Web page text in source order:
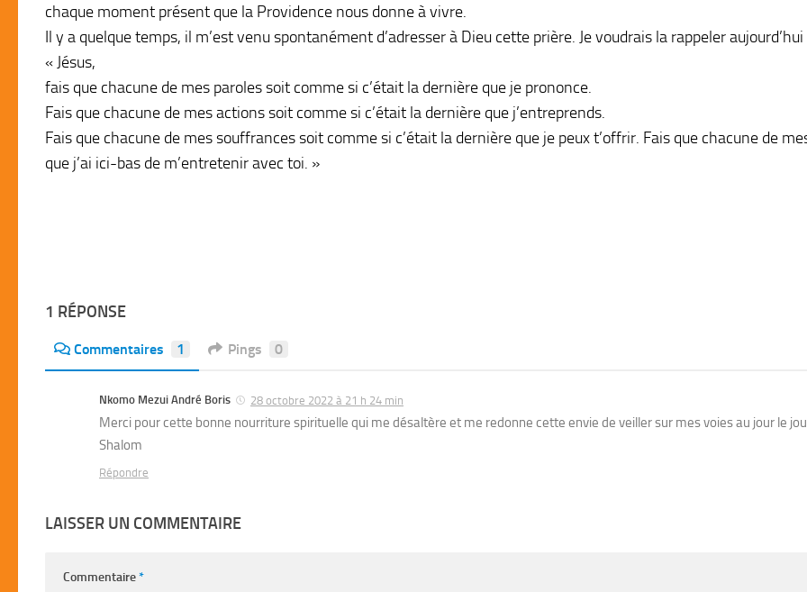
chaque moment présent que la Providence nous donne à vivre.
Il y a quelque temps, il m’est venu spontanément d’adresser à Dieu cette prière. Je voudrais la rappeler aujourd’hui
« Jésus,
fais que chacune de mes paroles soit comme si c’était la dernière que je prononce.
Fais que chacune de mes actions soit comme si c’était la dernière que j’entreprends.
Fais que chacune de mes souffrances soit comme si c’était la dernière que je peux t’offrir. Fais que chacune de
que j’ai ici-bas de m’entretenir avec toi. »
1 RÉPONSE
Commentaires 1 Pings 0
Nkomo Mezui André Boris 28 octobre 2022 à 21 h 24 min
Merci pour cette bonne nourriture spirituelle qui me désaltère et me redonne cette envie de veiller sur mes voies au jour le
Shalom
Répondre
LAISSER UN COMMENTAIRE
Commentaire*